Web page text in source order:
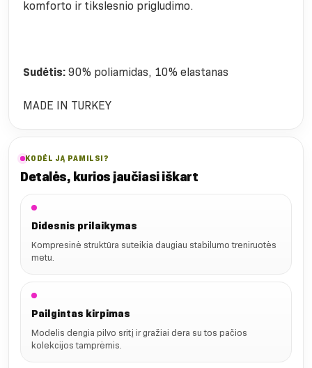
komforto ir tikslesnio prigludimo.
Sudėtis: 90% poliamidas, 10% elastanas
MADE IN TURKEY
KODĖL JĄ PAMILSI?
Detalės, kurios jaučiasi iškart
Didesnis prilaikymas
Kompresinė struktūra suteikia daugiau stabilumo treniruotės
metu.
Pailgintas kirpimas
Modelis dengia pilvo sritį ir gražiai dera su tos pačios
kolekcijos tamprėmis.